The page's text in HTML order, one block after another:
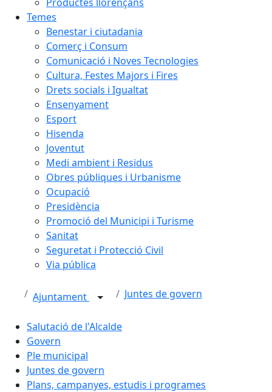
Temes
Benestar i ciutadania
Comerç i Consum
Comunicació i Noves Tecnologies
Cultura, Festes Majors i Fires
Drets socials i Igualtat
Ensenyament
Esport
Hisenda
Joventut
Medi ambient i Residus
Obres públiques i Urbanisme
Ocupació
Presidència
Promoció del Municipi i Turisme
Sanitat
Seguretat i Protecció Civil
Via pública
Ajuntament Juntes de govern
Salutació de l'Alcalde
Govern
Ple municipal
Juntes de govern
Plans, campanyes, estudis i programes